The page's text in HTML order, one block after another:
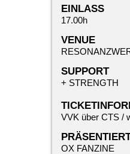
EINLASS
17.00h
VENUE
SUPPORT
+ STRENGTH
VVK über CTS /
OX FANZINE